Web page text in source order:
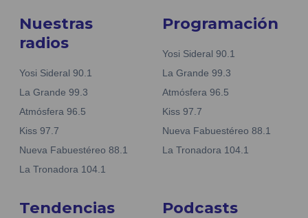
Nuestras
radios
Yosi Sideral 90.1
La Grande 99.3
Atmósfera 96.5
Kiss 97.7
Nueva Fabuestéreo 88.1
La Tronadora 104.1
Programación
Yosi Sideral 90.1
La Grande 99.3
Atmósfera 96.5
Kiss 97.7
Nueva Fabuestéreo 88.1
La Tronadora 104.1
Tendencias Podcasts